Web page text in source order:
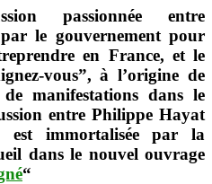
va
vous
donner
envie
de
changer
le
monde
“L’entrepreneur
et
passionnée entre
le gouvernement pour
en France, et le
vous”, à l’origine de
manifestations dans le
entre Philippe Hayat
est immortalisée par la
dans le nouvel ouvrage
“